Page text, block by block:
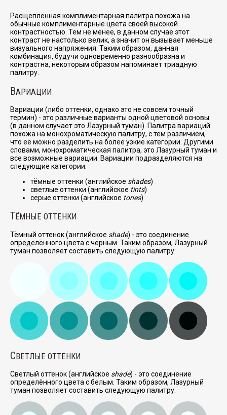
Расщеплённая комплиментарная палитра похожа на
обычные комплиментарные цвета своей высокой
контрастностью. Тем не менее, в данном случае этот
контраст не настолько велик, а значит он вызывает меньше
визуального напряжения. Таким образом, данная
комбинация, будучи одновременно разнообразна и
контрастна, некоторым образом напоминает триадную
палитру.
ВАРИАЦИИ
Вариации (либо оттенки, однако это не совсем точный
термин) - это различные варианты одной цветовой основы
(в данном случает это Лазурный туман). Палитра вариаций
похожа на монохроматическую палитру, с тем различием,
что её можно разделить на более узкие категории. Другими
словами, монохроматическая палитра, это Лазурный туман и
все возможные вариации. Вариации подразделяются на
следующие категории:
тёмные оттенки (английское shades)
светлые оттенки (английское tints)
серые оттенки (английское tones)
ТЁМНЫЕ ОТТЕНКИ
Тёмный оттенок (английское shade) - это соединение
определённого цвета с чёрным. Таким образом, Лазурный
туман позволяет составить следующую палитру:
СВЕТЛЫЕ ОТТЕНКИ
Светлый оттенок (английское shade) - это соединение
определённого цвета с белым. Таким образом, Лазурный
туман позволяет составить следующую палитру: